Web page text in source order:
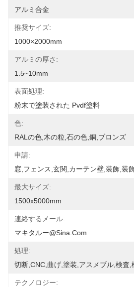
アルミ合金
推奨サイズ:
1000×2000mm
アルミの厚さ:
1.5~10mm
表面処理:
粉末で塗装された Pvdf塗料
色:
RALの色,木の粒,石の色,銅,ブロンズ
申請:
窓,フェンス,玄関,カーテン壁,装飾,装
最大サイズ:
1500x5000mm
連絡するメール:
マキタルー@sina.com
処理:
切断,CNC,曲げ,塗装,アスメブル,検査,
テクノロジー: